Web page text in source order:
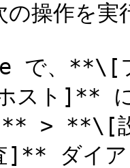
の操作を実
で、
スト]**
> **\[設
ダイア